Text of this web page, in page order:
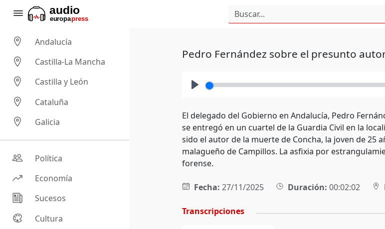
Andalucía
Castilla-La Mancha
Castilla y León
Cataluña
Galicia
Política
Economía
Sucesos
Cultura
Pedro Fernández sobre el presunto
El delegado del Gobierno en Andalucía, Pedro
se entregó en un cuartel de la Guardia Civil en la
sido el autor de la muerte de Concha, la joven de 25
malagueño de Campillos. La asfixia por
forense.
Fecha: 27/11/2025 Duración: 00:02:02
Transcripciones